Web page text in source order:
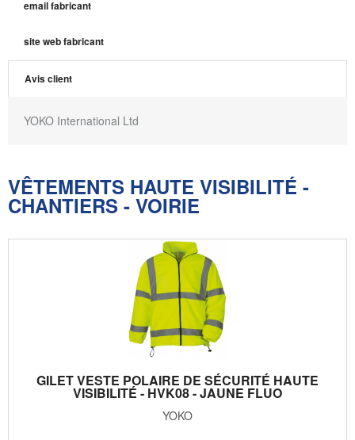
email fabricant
site web fabricant
Avis client
YOKO International Ltd
VÊTEMENTS HAUTE VISIBILITÉ -
CHANTIERS - VOIRIE
GILET VESTE POLAIRE DE SÉCURITÉ HAUTE
VISIBILITÉ - HVK08 - JAUNE FLUO
YOKO